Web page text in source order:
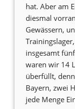
hat. Aber am
diesmal
Gewässern,
insgesamt
waren wir 14
überfüllt,
Bayern, zwei
jede Menge